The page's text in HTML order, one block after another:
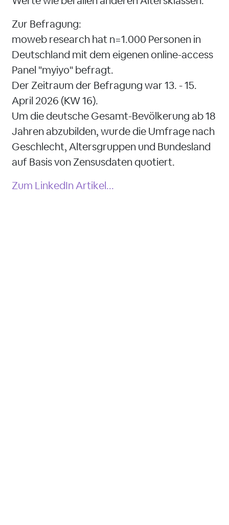
Zur Befragung:
moweb research hat n=1.000 Personen in
Deutschland mit dem eigenen online-access
Panel "myiyo" befragt.
Der Zeitraum der Befragung war 13. - 15.
April 2026 (KW 16).
Um die deutsche Gesamt-Bevölkerung ab 18
Jahren abzubilden, wurde die Umfrage nach
Geschlecht, Altersgruppen und Bundesland
auf Basis von Zensusdaten quotiert.
Zum LinkedIn Artikel...